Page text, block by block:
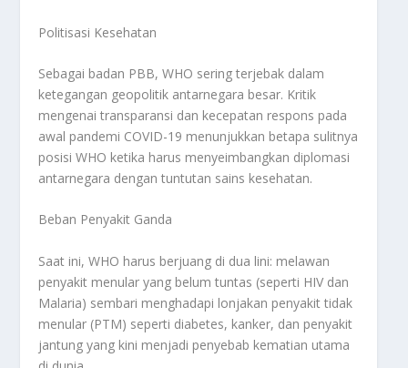
Politisasi Kesehatan
Sebagai badan PBB, WHO sering terjebak dalam
ketegangan geopolitik antarnegara besar. Kritik
mengenai transparansi dan kecepatan respons pada
awal pandemi COVID-19 menunjukkan betapa sulitnya
posisi WHO ketika harus menyeimbangkan diplomasi
antarnegara dengan tuntutan sains kesehatan.
Beban Penyakit Ganda
Saat ini, WHO harus berjuang di dua lini: melawan
penyakit menular yang belum tuntas (seperti HIV dan
Malaria) sembari menghadapi lonjakan penyakit tidak
menular (PTM) seperti diabetes, kanker, dan penyakit
jantung yang kini menjadi penyebab kematian utama